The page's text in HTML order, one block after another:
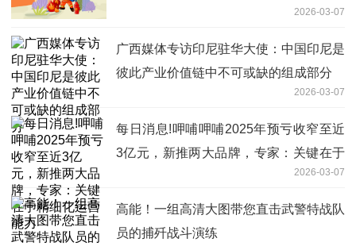
2026-03-07
广西媒体专访印尼驻华大使：中国印尼是
彼此产业价值链中不可或缺的组成部分
2026-03-07
每日消息!呷哺呷哺2025年预亏收窄至近
3亿元，新推两大品牌，专家：关键在于
2026-03-07
高能！一组高清大图带您直击武警特战队
员的捕歼战斗演练